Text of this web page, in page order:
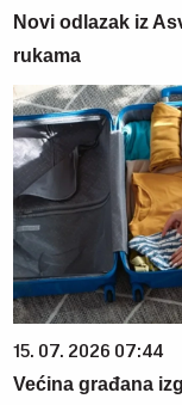
Novi odlazak iz
rukama
15. 07. 2026 07:44
Većina građana